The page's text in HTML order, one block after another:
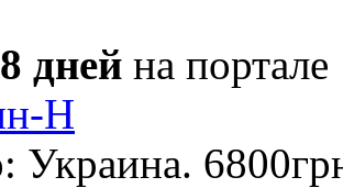
дней на портале
Н
Украина.